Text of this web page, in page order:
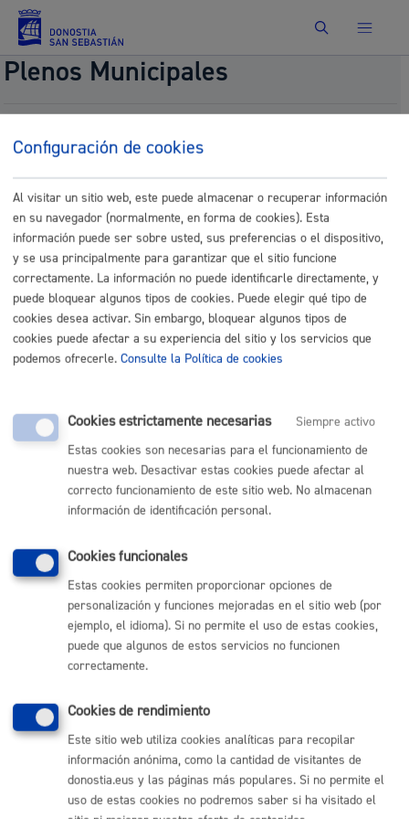
Buscar
Plenos Municipales
EH BILDU, de modificación de la Ordenanza Fiscal
Reguladora del Impuesto sobre Construcciones,
Instalaciones y Obras. (Art. 7.2.a) (ORER-29)
Fecha del pleno:09/25/2025
Comisión:Comisión de Hacienda
Documentos
34.- 753.-EHBildu_AP_ICIO_art_7 (1).pdf
34.- 753.-EHBildu_AP_ICIO_art_7 (2).pdf
Comunícate con el Ayuntamiento de Donostia / San
Sebastián
(gratuito desde Donostia / San Sebastián)
(+34) 943 481 000
Buzón de la ciudadanía
Ofertas de empleo
Perfil del contratante
Sede electrónica
Sala de prensa
Mapa web
Otras páginas web corporativas
Configuración de cookies
Al visitar un sitio web, este puede almacenar o recuperar información
en su navegador (normalmente, en forma de cookies). Esta
información puede ser sobre usted, sus preferencias o el dispositivo,
y se usa principalmente para garantizar que el sitio funcione
correctamente. La información no puede identificarle directamente, y
puede bloquear algunos tipos de cookies. Puede elegir qué tipo de
cookies desea activar. Sin embargo, bloquear algunos tipos de
cookies puede afectar a su experiencia del sitio y los servicios que
podemos ofrecerle. Consulte la Política de cookies
Cookies estrictamente necesarias
Siempre activo
Estas cookies son necesarias para el funcionamiento de
nuestra web. Desactivar estas cookies puede afectar al
correcto funcionamiento de este sitio web. No almacenan
información de identificación personal.
Cookies funcionales
Estas cookies permiten proporcionar opciones de
personalización y funciones mejoradas en el sitio web (por
ejemplo, el idioma). Si no permite el uso de estas cookies,
puede que algunos de estos servicios no funcionen
correctamente.
Cookies de rendimiento
Este sitio web utiliza cookies analíticas para recopilar
información anónima, como la cantidad de visitantes de
donostia.eus y las páginas más populares. Si no permite el
uso de estas cookies no podremos saber si ha visitado el